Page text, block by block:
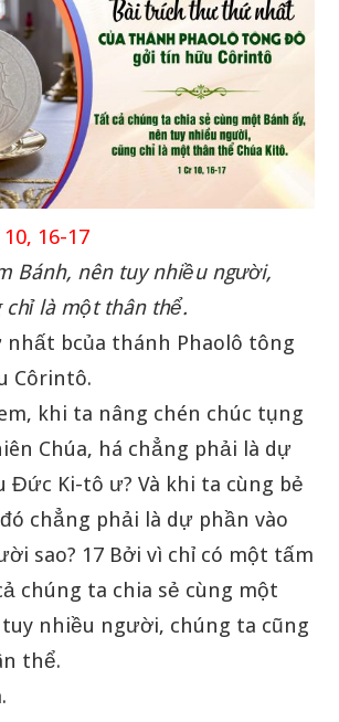
16-17
Bánh, nên tuy nhiều người,
chỉ là một thân thể.
bcủa thánh Phaolô tông
Côrintô.
khi ta nâng chén chúc tụng
Chúa, há chẳng phải là dự
Đức Ki-tô ư? Và khi ta cùng bẻ
chẳng phải là dự phần vào
sao? 17 Bởi vì chỉ có một tấm
chúng ta chia sẻ cùng một
tuy nhiều người, chúng ta cũng
thể.